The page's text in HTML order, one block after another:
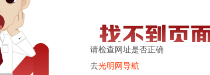
请检查网址是否正确
去光明网导航